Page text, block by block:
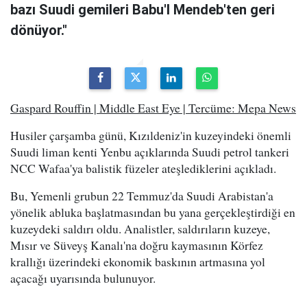
bazı Suudi gemileri Babu'l Mendeb'ten geri
dönüyor."
Gaspard Rouffin | Middle East Eye | Tercüme: Mepa News
Husiler çarşamba günü, Kızıldeniz'in kuzeyindeki önemli
Suudi liman kenti Yenbu açıklarında Suudi petrol tankeri
NCC Wafaa'ya balistik füzeler ateşlediklerini açıkladı.
Bu, Yemenli grubun 22 Temmuz'da Suudi Arabistan'a
yönelik abluka başlatmasından bu yana gerçekleştirdiği en
kuzeydeki saldırı oldu. Analistler, saldırıların kuzeye,
Mısır ve Süveyş Kanalı'na doğru kaymasının Körfez
krallığı üzerindeki ekonomik baskının artmasına yol
açacağı uyarısında bulunuyor.